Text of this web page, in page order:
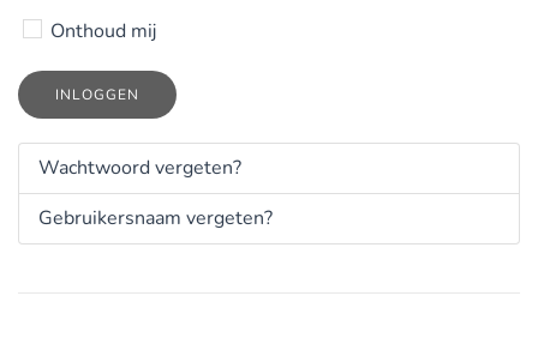
Onthoud mij
INLOGGEN
Wachtwoord vergeten?
Gebruikersnaam vergeten?